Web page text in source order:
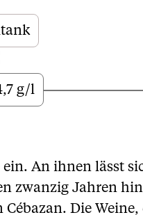
g/l
An ihnen lässt
zwanzig Jahren
Die